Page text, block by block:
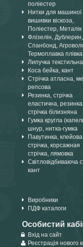
поліестер
Нитки для машиної
вишивки віскоза,
Поліестер, Металік
Флізелін, Дублерин,
Спанбонд,
Термоплавка плівка
Липучка текстильна
Коса бейка, кант
Стрічка атласна,
репсова
Резинка, стрічка
еластична, резинка
стрічка білизняна
Гумка кругла
шнур, нитка-гумка
Павутинка, клейова
стрічка, корсажная
стрічка, лямовка
Світловідбиваюча
кант
Виробники
ПДФ каталоги
Особистий
Вхід на сайт
Реєстрація нового